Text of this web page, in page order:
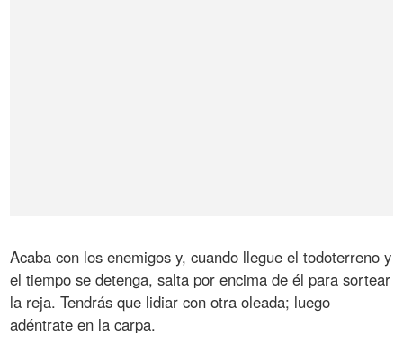
Acaba con los enemigos y, cuando llegue el todoterreno y
el tiempo se detenga, salta por encima de él para sortear
la reja. Tendrás que lidiar con otra oleada; luego
adéntrate en la carpa.